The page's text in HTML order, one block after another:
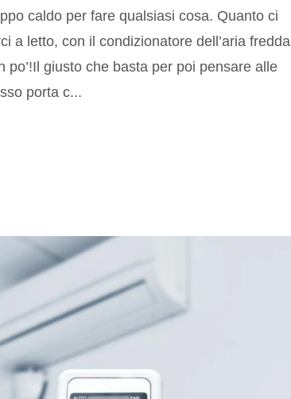
caldo per fare qualsiasi cosa. Quanto ci
a letto, con il condizionatore dell’aria fredda
po’!Il giusto che basta per poi pensare alle
porta c...